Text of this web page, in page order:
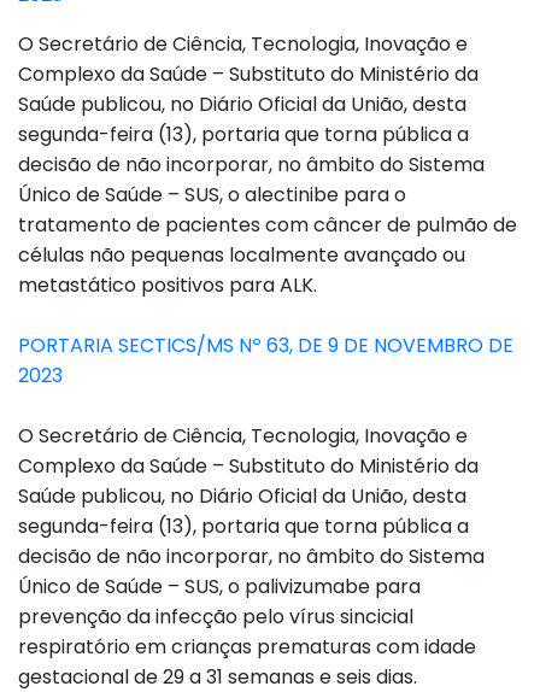
O Secretário de Ciência, Tecnologia, Inovação e
Complexo da Saúde – Substituto do Ministério da
Saúde publicou, no Diário Oficial da União, desta
segunda-feira (13), portaria que torna pública a
decisão de não incorporar, no âmbito do Sistema
Único de Saúde – SUS, o alectinibe para o
tratamento de pacientes com câncer de pulmão de
células não pequenas localmente avançado ou
metastático positivos para ALK.
PORTARIA SECTICS/MS Nº 63, DE 9 DE NOVEMBRO DE
2023
O Secretário de Ciência, Tecnologia, Inovação e
Complexo da Saúde – Substituto do Ministério da
Saúde publicou, no Diário Oficial da União, desta
segunda-feira (13), portaria que torna pública a
decisão de não incorporar, no âmbito do Sistema
Único de Saúde – SUS, o palivizumabe para
prevenção da infecção pelo vírus sincicial
respiratório em crianças prematuras com idade
gestacional de 29 a 31 semanas e seis dias.